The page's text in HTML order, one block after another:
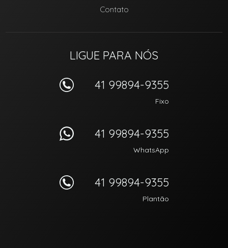
Contato
LIGUE PARA NÓS
41 99894-9355
Fixo
41 99894-9355
WhatsApp
41 99894-9355
Plantão